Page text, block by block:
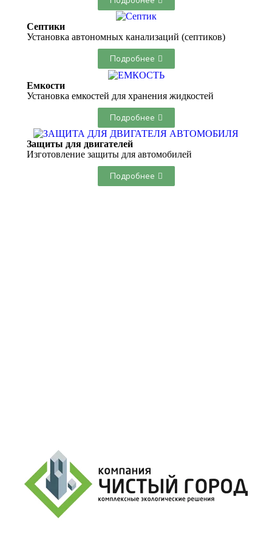
Септики
Установка автономных канализаций (септиков)
Подробнее
Емкости
Установка емкостей для хранения жидкостей
Подробнее
Защиты для двигателей
Изготовление защиты для автомобилей
Подробнее